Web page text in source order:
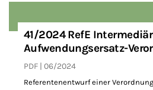
41/2024 RefE
Aufwendungsersatz-
PDF 06/2024
Referentenentwurf einer